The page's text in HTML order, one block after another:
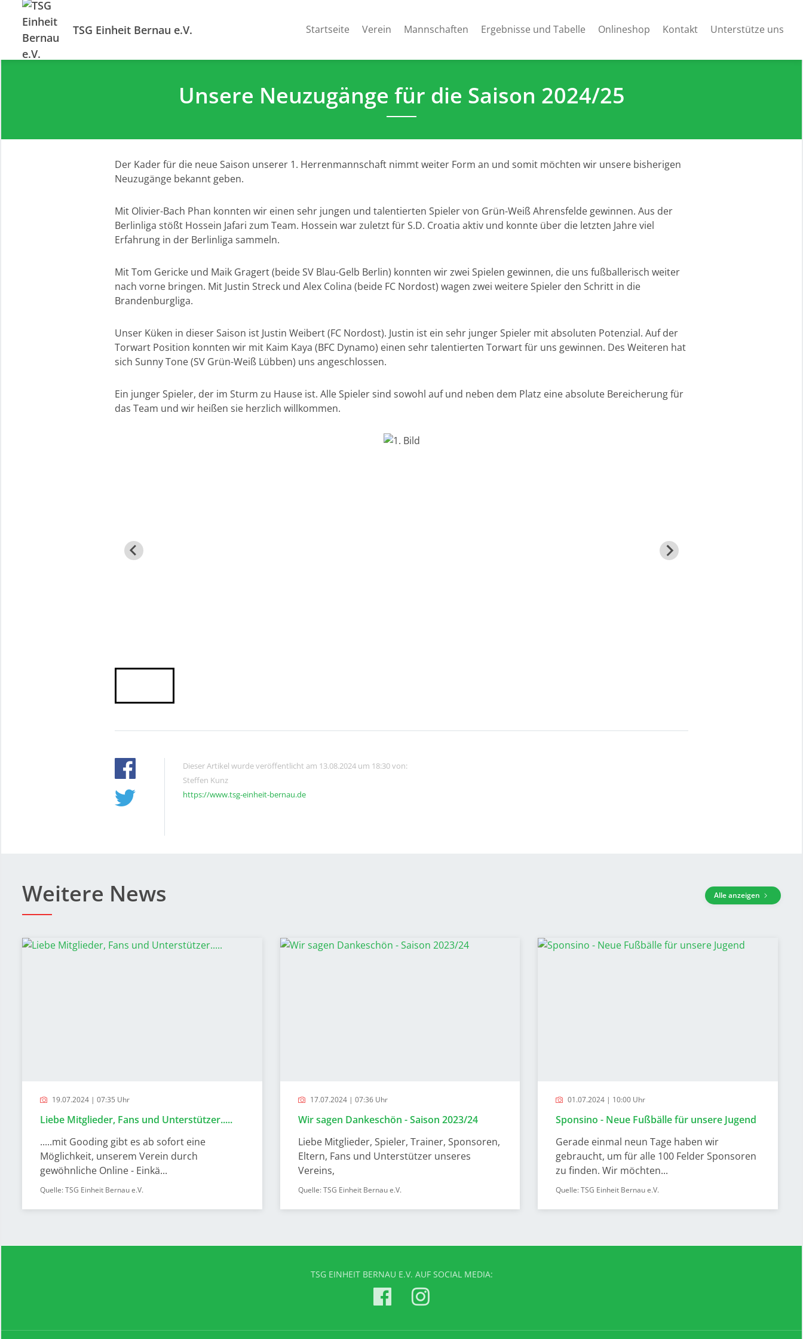
TSG Einheit Bernau e.V. Startseite Verein Mannschaften Ergebnisse und Tabelle Onlineshop Kontakt Unterstütze uns
Unsere Neuzugänge für die Saison 2024/25
Der Kader für die neue Saison unserer 1. Herrenmannschaft nimmt weiter Form an und somit möchten wir unsere bisherigen
Neuzugänge bekannt geben.
Mit Olivier-Bach Phan konnten wir einen sehr jungen und talentierten Spieler von Grün-Weiß Ahrensfelde gewinnen. Aus der
Berlinliga stößt Hossein Jafari zum Team. Hossein war zuletzt für S.D. Croatia aktiv und konnte über die letzten Jahre viel
Erfahrung in der Berlinliga sammeln.
Mit Tom Gericke und Maik Gragert (beide SV Blau-Gelb Berlin) konnten wir zwei Spielen gewinnen, die uns fußballerisch weiter
nach vorne bringen. Mit Justin Streck und Alex Colina (beide FC Nordost) wagen zwei weitere Spieler den Schritt in die
Brandenburgliga.
Unser Küken in dieser Saison ist Justin Weibert (FC Nordost). Justin ist ein sehr junger Spieler mit absoluten Potenzial. Auf der
Torwart Position konnten wir mit Kaim Kaya (BFC Dynamo) einen sehr talentierten Torwart für uns gewinnen. Des Weiteren hat
sich Sunny Tone (SV Grün-Weiß Lübben) uns angeschlossen.
Ein junger Spieler, der im Sturm zu Hause ist. Alle Spieler sind sowohl auf und neben dem Platz eine absolute Bereicherung für
das Team und wir heißen sie herzlich willkommen.
Dieser Artikel wurde veröffentlicht am 13.08.2024 um 18:30 von:
Steffen Kunz
https://www.tsg-einheit-bernau.de
Weitere News Alle anzeigen
19.07.2024 | 07:35 Uhr
Liebe Mitglieder, Fans und Unterstützer.....
.....mit Gooding gibt es ab sofort eine
Möglichkeit, unserem Verein durch
gewöhnliche Online - Einkä...
Quelle: TSG Einheit Bernau e.V.
17.07.2024 | 07:36 Uhr
Wir sagen Dankeschön - Saison 2023/24
Liebe Mitglieder, Spieler, Trainer, Sponsoren,
Eltern, Fans und Unterstützer unseres
Vereins,
Quelle: TSG Einheit Bernau e.V.
01.07.2024 | 10:00 Uhr
Sponsino - Neue Fußbälle für unsere Jugend
Gerade einmal neun Tage haben wir
gebraucht, um für alle 100 Felder Sponsoren
zu finden. Wir möchten...
Quelle: TSG Einheit Bernau e.V.
TSG EINHEIT BERNAU E.V. AUF SOCIAL MEDIA: